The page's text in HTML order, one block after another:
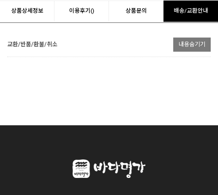
상품상세정보 이용후기() 상품문의 배송/교환안내
교환/반품/환불/취소 내용숨기기